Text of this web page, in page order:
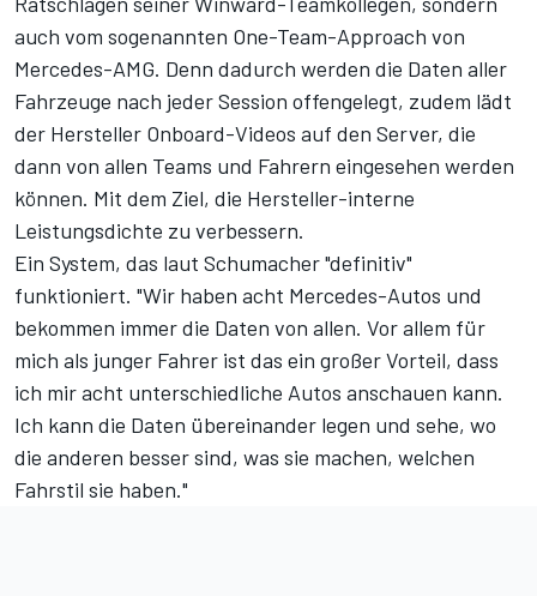
auch vom sogenannten One-Team-Approach von
Mercedes-AMG. Denn dadurch werden die Daten aller
Fahrzeuge nach jeder Session offengelegt, zudem lädt
der Hersteller Onboard-Videos auf den Server, die
dann von allen Teams und Fahrern eingesehen werden
können. Mit dem Ziel, die Hersteller-interne
Leistungsdichte zu verbessern.
Ein System, das laut Schumacher "definitiv"
funktioniert. "Wir haben acht Mercedes-Autos und
bekommen immer die Daten von allen. Vor allem für
mich als junger Fahrer ist das ein großer Vorteil, dass
ich mir acht unterschiedliche Autos anschauen kann.
Ich kann die Daten übereinander legen und sehe, wo
die anderen besser sind, was sie machen, welchen
Fahrstil sie haben."